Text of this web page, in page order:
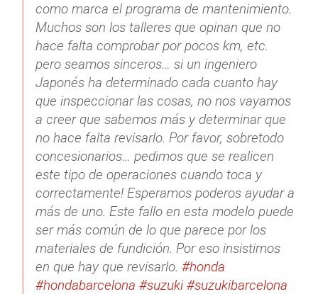
como marca el programa de mantenimiento.
Muchos son los talleres que opinan que no
hace falta comprobar por pocos km, etc.
pero seamos sinceros… si un ingeniero
Japonés ha determinado cada cuanto hay
que inspeccionar las cosas, no nos vayamos
a creer que sabemos más y determinar que
no hace falta revisarlo. Por favor, sobretodo
concesionarios… pedimos que se realicen
este tipo de operaciones cuando toca y
correctamente! Esperamos poderos ayudar a
más de uno. Este fallo en esta modelo puede
ser más común de lo que parece por los
materiales de fundición. Por eso insistimos
en que hay que revisarlo. #honda
#hondabarcelona #suzuki #suzukibarcelona